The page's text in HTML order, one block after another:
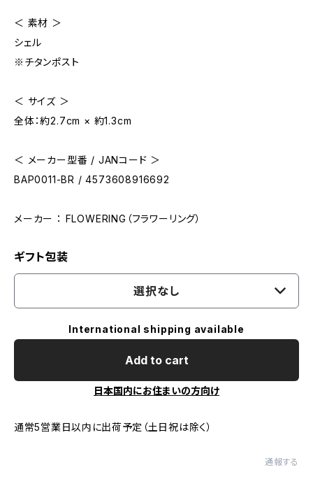
＜ 素材 ＞
シェル
※チタンポスト
＜ サイズ ＞
全体：約2.7cm × 約1.3cm
＜ メーカー型番 / JANコード ＞
BAP0011-BR / 4573608916692
メーカー ： FLOWERING（フラワーリング）
ギフト包装
選択なし
International shipping available
Add to cart
日本国内にお住まいの方向け
通常5営業日以内に出荷予定（土日祝は除く）
通報する